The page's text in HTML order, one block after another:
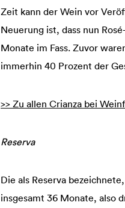
Zeit kann der Wein vor
Neuerung ist, dass nun
Monate im Fass. Zuvor
immerhin 40 Prozent der
>> Zu allen Crianza bei
Reserva
Die als Reserva
insgesamt 36 Monate, also